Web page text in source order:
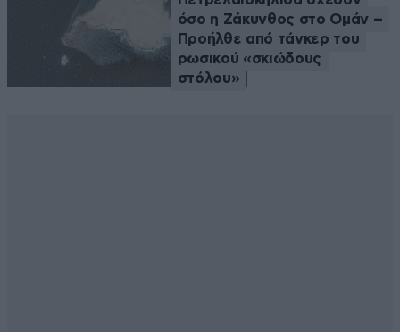
όσο η Ζάκυνθος στο Ομάν –
Προήλθε από τάνκερ του
ρωσικού «σκιώδους
στόλου»